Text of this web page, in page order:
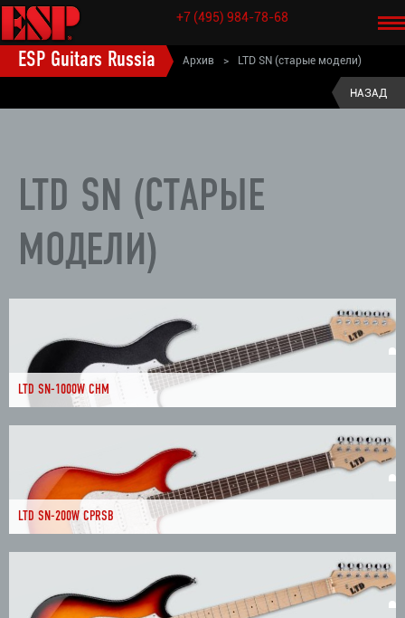
+7 (495) 984-78-68
ESP Guitars Russia Архив >
>
LTD SN (старые модели)
НАЗАД
LTD SN (СТАРЫЕ
МОДЕЛИ)
LTD SN-1000W CHM
LTD SN-200W CPRSB